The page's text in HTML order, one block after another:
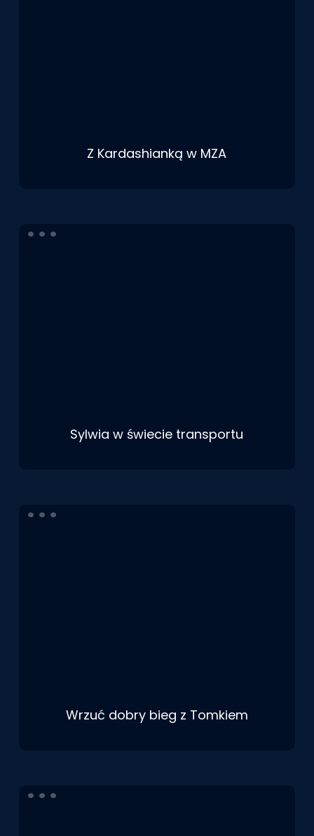
Z Kardashianką w MZA
Sylwia w świecie transportu
Wrzuć dobry bieg z Tomkiem